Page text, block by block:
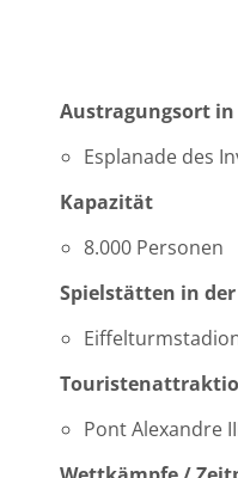
Esplanade des
8.000 Personen
Spielstätten
Pont Alexandre